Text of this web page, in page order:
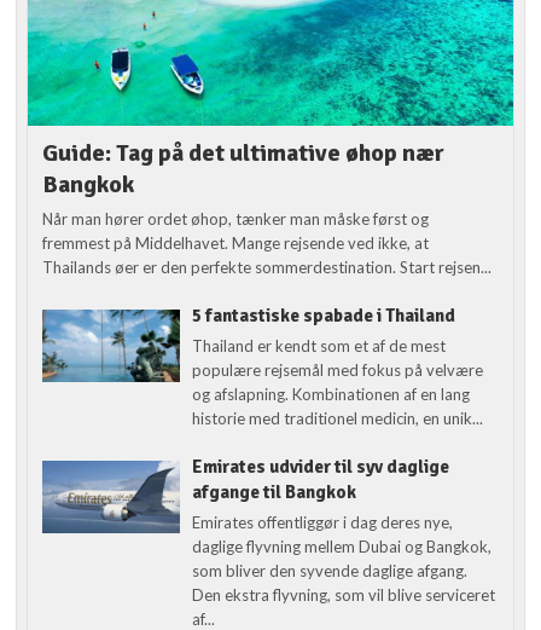
Guide: Tag på det ultimative øhop nær
Bangkok
Når man hører ordet øhop, tænker man måske først og
fremmest på Middelhavet. Mange rejsende ved ikke, at
Thailands øer er den perfekte sommerdestination. Start rejsen...
5 fantastiske spabade i Thailand
Thailand er kendt som et af de mest
populære rejsemål med fokus på velvære
og afslapning. Kombinationen af en lang
historie med traditionel medicin, en unik...
Emirates udvider til syv daglige
afgange til Bangkok
Emirates offentliggør i dag deres nye,
daglige flyvning mellem Dubai og Bangkok,
som bliver den syvende daglige afgang.
Den ekstra flyvning, som vil blive serviceret
af...